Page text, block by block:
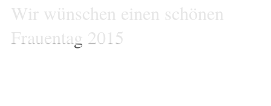
Wir wünschen einen schönen
Frauentag 2015